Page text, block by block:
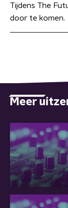
Tijdens The
door te komen.
Meer